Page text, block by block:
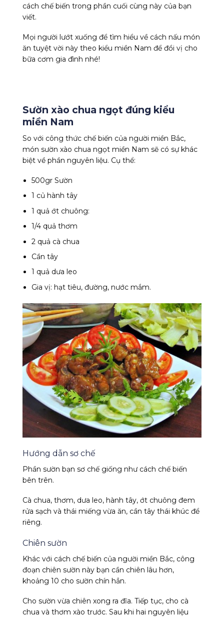
cách chế biến trong phần cuối cùng này của bạn
viết.
Mọi người lướt xuống để tìm hiểu về cách nấu món
ăn tuyệt vời này theo kiểu miền Nam để đổi vị cho
bữa cơm gia đình nhé!
Sườn xào chua ngọt đúng kiểu
miền Nam
So với công thức chế biến của người miền Bắc,
món sườn xào chua ngọt miền Nam sẽ có sự khác
biệt về phần nguyên liệu. Cụ thể:
500gr Sườn
1 củ hành tây
1 quả ớt chuông:
1/4 quả thơm
2 quả cà chua
Cần tây
1 quả dưa leo
Gia vị: hạt tiêu, đường, nước mắm.
Hướng dẫn sơ chế
Phần sườn bạn sơ chế giống như cách chế biến
bên trên.
Cà chua, thơm, dưa leo, hành tây, ớt chuông đem
rửa sạch và thái miếng vừa ăn, cần tây thái khúc để
riêng.
Chiên sườn
Khác với cách chế biến của người miền Bắc, công
đoạn chiên sườn này bạn cần chiên lâu hơn,
khoảng 10 cho sườn chín hẳn.
Cho sườn vừa chiên xong ra đĩa. Tiếp tục, cho cà
chua và thơm xào trước. Sau khi hai nguyên liệu